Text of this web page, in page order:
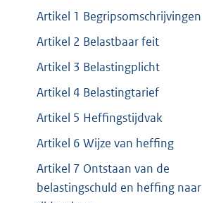
Artikel 1 Begripsomschrijvingen
Artikel 2 Belastbaar feit
Artikel 3 Belastingplicht
Artikel 4 Belastingtarief
Artikel 5 Heffingstijdvak
Artikel 6 Wijze van heffing
Artikel 7 Ontstaan van de
belastingschuld en heffing naar